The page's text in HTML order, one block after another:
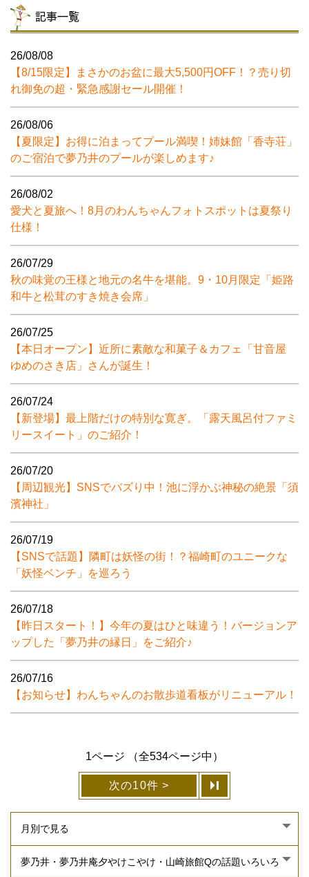
記事一覧
26/08/08
【8/15限定】まさかのお盆に最大5,500円OFF！？売り切
れ御免の超・緊急感謝セール開催！
26/08/06
【夏限定】お得に泊まってプール満喫！姉妹館「香寺荘」
のご宿泊で夢乃井のプールが楽しめます♪
26/08/02
愛犬と夏旅へ！8月のわんちゃんフォトスポットは夏祭り
仕様！
26/07/29
秋の味覚の王様と地元の名牛を堪能。9・10月限定「姫路
和牛と松茸のすき焼き会席」
26/07/25
【本日オープン】近所に素敵な和菓子＆カフェ「甘音屋
ゆめのさき店」さんが誕生！
26/07/24
【新登場】最上階だけの特別な寛ぎ。「露天風呂付ファミ
リースイート」のご紹介！
26/07/20
【周辺観光】SNSでバズり中！池に浮かぶ神秘の絶景「須
濱神社」
26/07/19
【SNSで話題】隣町は妖怪の街！？福崎町のユニークな
「妖怪ベンチ」を巡ろう
26/07/18
【昨日スタート！】今年の夏はひと味違う！バージョンア
ップした「夢乃井の縁日」をご紹介♪
26/07/16
【お知らせ】わんちゃんのお散歩道看板がリニューアル！
1ページ （全534ページ中）
次の10件